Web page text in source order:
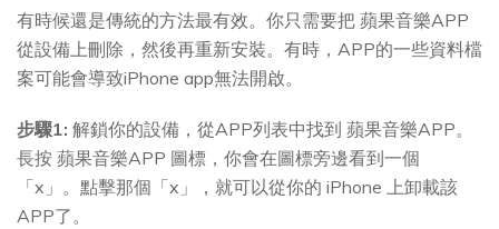
有時候還是傳統的方法最有效。你只需要把 蘋果音樂APP
從設備上刪除，然後再重新安裝。有時，APP的一些資料檔
案可能會導致iPhone app無法開啟。
步驟1: 解鎖你的設備，從APP列表中找到 蘋果音樂APP。
長按 蘋果音樂APP 圖標，你會在圖標旁邊看到一個
「x」。點擊那個「x」，就可以從你的 iPhone 上卸載該
APP了。